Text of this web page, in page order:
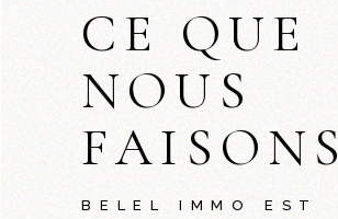
CE QUE
NOUS
FAISONS
BELEL IMMO EST